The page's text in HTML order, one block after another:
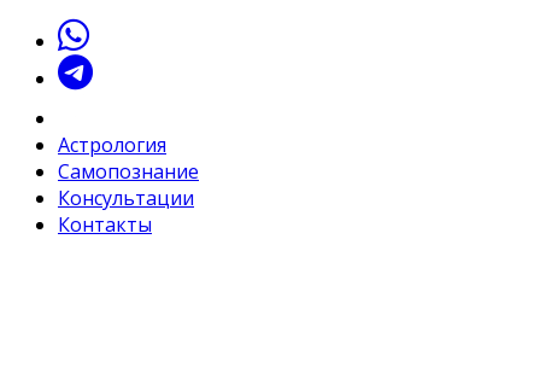
Астрология
Самопознание
Консультации
Контакты